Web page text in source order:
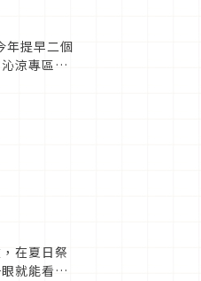
年提早二個
涼專區選
在夏日祭
就能看到